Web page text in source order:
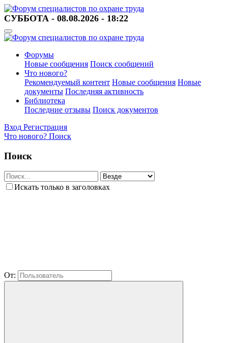
СУББОТА - 08.08.2026 - 18:22
Форумы
Новые сообщения Поиск сообщений
Что нового?
Рекомендуемый контент Новые сообщения Новые
документы Последняя активность
Библиотека
Последние отзывы Поиск документов
Вход Регистрация
Что нового? Поиск
Поиск
Искать только в заголовках
От: